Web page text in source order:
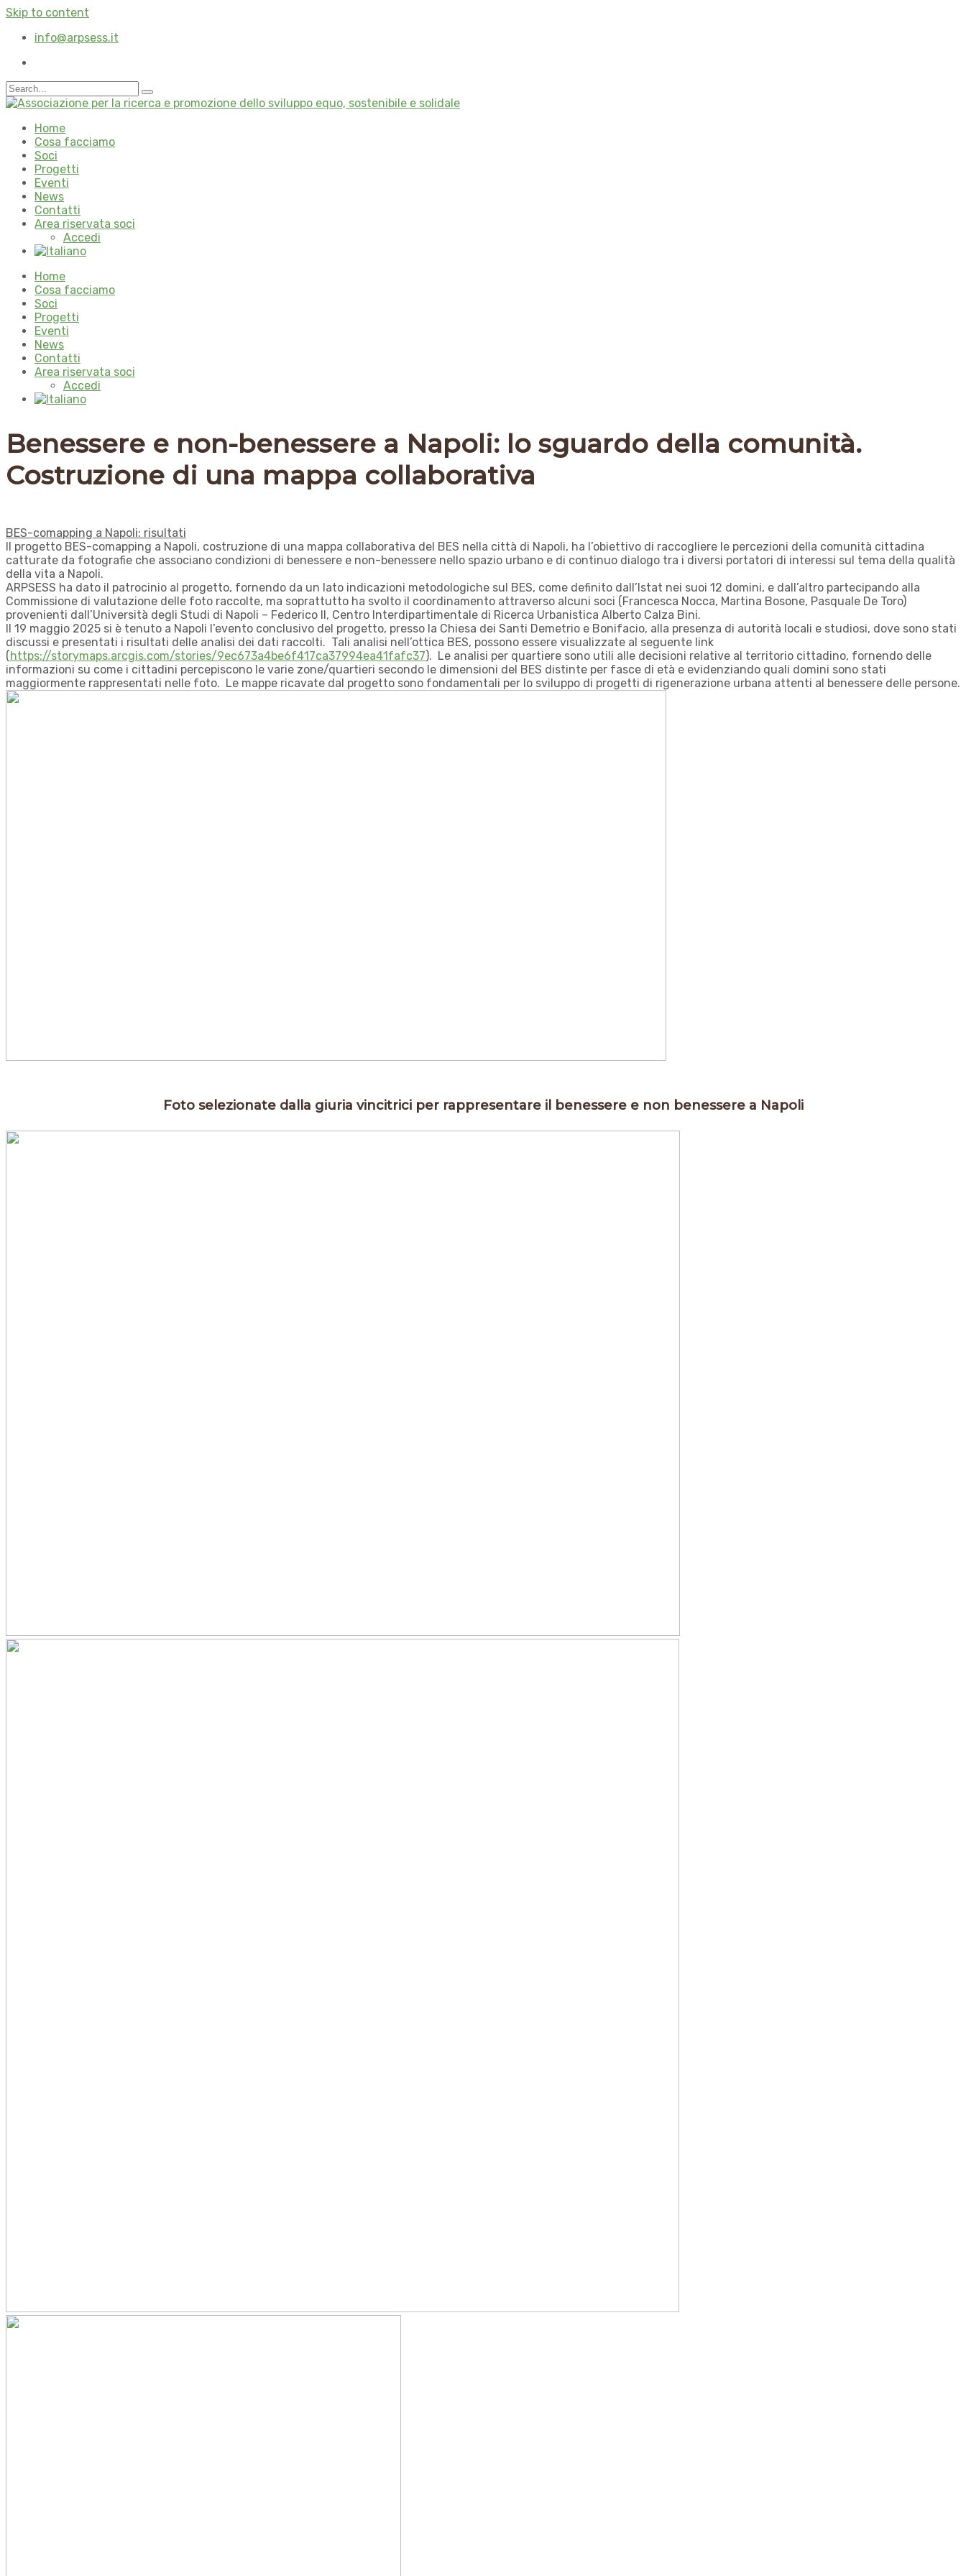
Skip to content
info@arpsess.it
Home
Cosa facciamo
Soci
Progetti
Eventi
News
Contatti
Area riservata soci
Accedi
Home
Cosa facciamo
Soci
Progetti
Eventi
News
Contatti
Area riservata soci
Accedi
Benessere e non-benessere a Napoli: lo sguardo della comunità.
Costruzione di una mappa collaborativa
BES-comapping a Napoli: risultati
Il progetto BES-comapping a Napoli, costruzione di una mappa collaborativa del BES nella città di Napoli, ha l’obiettivo di raccogliere le percezioni della comunità cittadina
catturate da fotografie che associano condizioni di benessere e non-benessere nello spazio urbano e di continuo dialogo tra i diversi portatori di interessi sul tema della qualità
della vita a Napoli.
ARPSESS ha dato il patrocinio al progetto, fornendo da un lato indicazioni metodologiche sul BES, come definito dall’Istat nei suoi 12 domini, e dall’altro partecipando alla
Commissione di valutazione delle foto raccolte, ma soprattutto ha svolto il coordinamento attraverso alcuni soci (Francesca Nocca, Martina Bosone, Pasquale De Toro)
provenienti dall’Università degli Studi di Napoli – Federico II, Centro Interdipartimentale di Ricerca Urbanistica Alberto Calza Bini.
Il 19 maggio 2025 si è tenuto a Napoli l’evento conclusivo del progetto, presso la Chiesa dei Santi Demetrio e Bonifacio, alla presenza di autorità locali e studiosi, dove sono stati
discussi e presentati i risultati delle analisi dei dati raccolti. Tali analisi nell’ottica BES, possono essere visualizzate al seguente link
(https://storymaps.arcgis.com/stories/9ec673a4be6f417ca37994ea41fafc37). Le analisi per quartiere sono utili alle decisioni relative al territorio cittadino, fornendo delle
informazioni su come i cittadini percepiscono le varie zone/quartieri secondo le dimensioni del BES distinte per fasce di età e evidenziando quali domini sono stati
maggiormente rappresentati nelle foto. Le mappe ricavate dal progetto sono fondamentali per lo sviluppo di progetti di rigenerazione urbana attenti al benessere delle persone.
Foto selezionate dalla giuria vincitrici per rappresentare il benessere e non benessere a Napoli